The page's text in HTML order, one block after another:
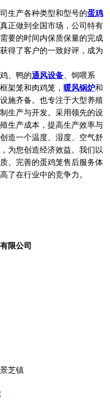
产各种类型和型号的蛋鸡
正做到全国市场，公司特有
要的时间内保质保量的完成
获得了客户的一致好评，成为
、鸭的通风设备、饲喂系
架笼和肉鸡笼， 暖风锅炉和
施齐备。也专注于大型养殖
生产与开发。采用领先的设
生产成本，提高生产效率与
造一个温度、湿度、空气舒
为您创造经济效益。我们以
、完善的蛋鸡笼售后服务体
了在行业中的竞争力。
限公司
芝镇